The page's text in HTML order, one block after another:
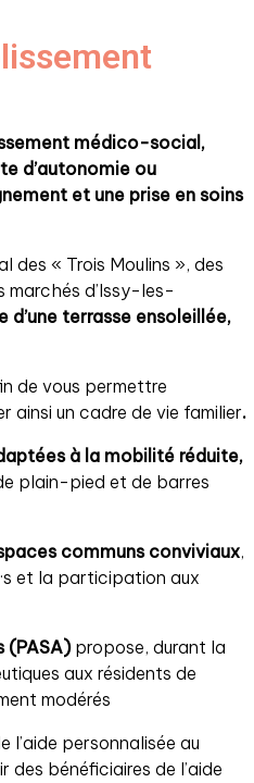
médico-social,
d’autonomie ou
et une prise en soins
des « Trois Moulins », des
marchés d’Issy-les-
d’une terrasse ensoleillée,
de vous permettre
ainsi un cadre de vie familier.
à la mobilité réduite,
plain-pied et de barres
communs conviviaux,
et la participation aux
(PASA)propose, durant la
aux résidents de
modérés
l’aide personnalisée au
bénéficiaires de l’aide